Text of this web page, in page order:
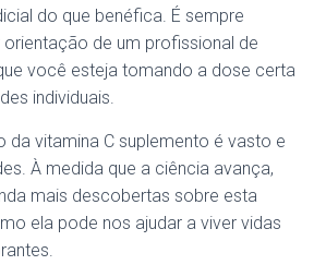
do que benéfica. É sempre
de um profissional de
você esteja tomando a dose certa
individuais.
da vitamina C suplemento é vasto e
À medida que a ciência avança,
mais descobertas sobre esta
ela pode nos ajudar a viver vidas